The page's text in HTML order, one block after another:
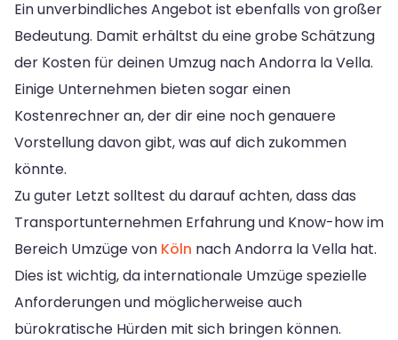
Ein unverbindliches Angebot ist ebenfalls von großer
Bedeutung. Damit erhältst du eine grobe Schätzung
der Kosten für deinen Umzug nach Andorra la Vella.
Einige Unternehmen bieten sogar einen
Kostenrechner an, der dir eine noch genauere
Vorstellung davon gibt, was auf dich zukommen
könnte.
Zu guter Letzt solltest du darauf achten, dass das
Transportunternehmen Erfahrung und Know-how im
Bereich Umzüge von Köln nach Andorra la Vella hat.
Dies ist wichtig, da internationale Umzüge spezielle
Anforderungen und möglicherweise auch
bürokratische Hürden mit sich bringen können.